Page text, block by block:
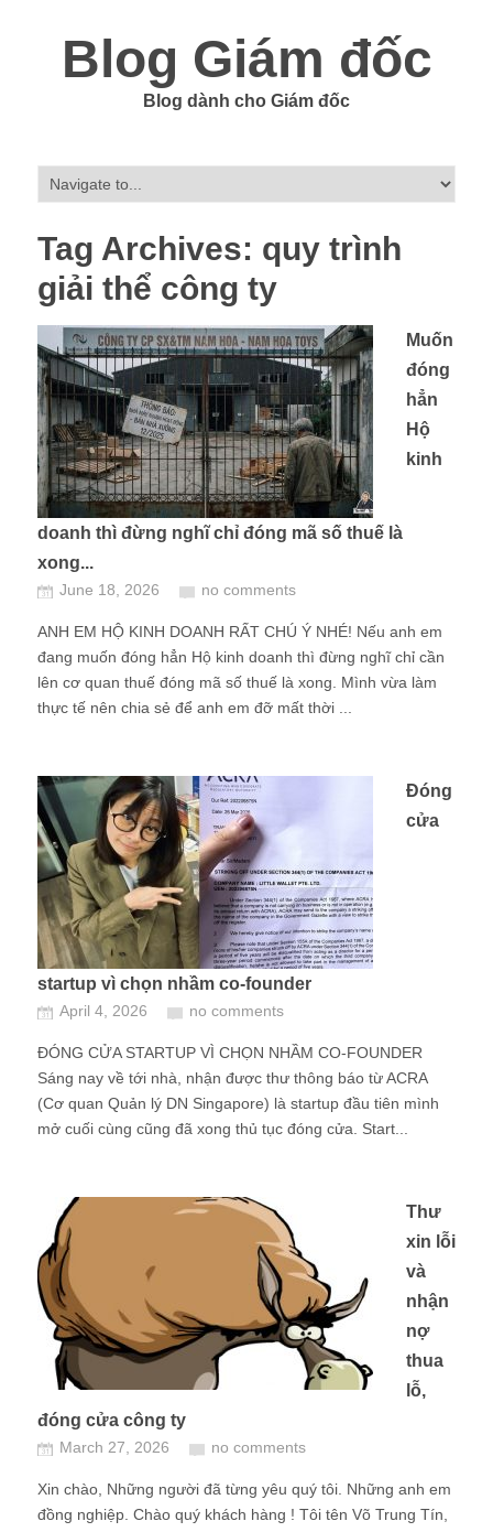
Blog Giám đốc
Blog dành cho Giám đốc
Tag Archives: quy trình
giải thể công ty
Muốn
đóng
hẳn
Hộ
kinh
doanh thì đừng nghĩ chỉ đóng mã số thuế là
xong...
June 18, 2026 no comments
ANH EM HỘ KINH DOANH RẤT CHÚ Ý NHÉ! Nếu anh em
đang muốn đóng hẳn Hộ kinh doanh thì đừng nghĩ chỉ cần
lên cơ quan thuế đóng mã số thuế là xong. Mình vừa làm
thực tế nên chia sẻ để anh em đỡ mất thời ...
Đóng
cửa
startup vì chọn nhầm co-founder
April 4, 2026 no comments
ĐÓNG CỬA STARTUP VÌ CHỌN NHẦM CO-FOUNDER
Sáng nay về tới nhà, nhận được thư thông báo từ ACRA
(Cơ quan Quản lý DN Singapore) là startup đầu tiên mình
mở cuối cùng cũng đã xong thủ tục đóng cửa. Start...
Thư
xin lỗi
và
nhận
nợ
thua
lỗ,
đóng cửa công ty
March 27, 2026 no comments
Xin chào, Những người đã từng yêu quý tôi. Những anh em
đồng nghiệp. Chào quý khách hàng ! Tôi tên Võ Trung Tín,